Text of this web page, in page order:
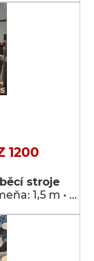
1200
stroje
1,5 m • …